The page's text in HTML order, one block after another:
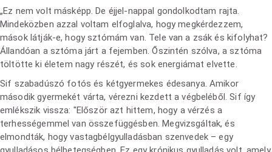
„Ez nem volt másképp. De éjjel-nappal gondolkodtam rajta.
Mindeközben azzal voltam elfoglalva, hogy megkérdezzem,
mások látják-e, hogy sztómám van. Tele van a zsák és kifolyhat?
Állandóan a sztóma járt a fejemben. Őszintén szólva, a sztóma
töltötte ki életem nagy részét, és sok energiámat elvette.
Sif szabadúszó fotós és kétgyermekes édesanya. Amikor
második gyermekét várta, vérezni kezdett a végbeléből. Sif így
emlékszik vissza: "Először azt hittem, hogy a vérzés a
terhességemmel van összefüggésben. Megvizsgáltak, és
elmondták, hogy vastagbélgyulladásban szenvedek – egy